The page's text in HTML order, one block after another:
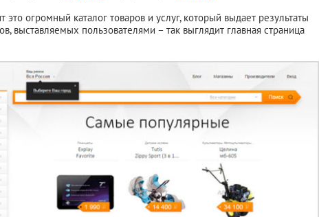
огромный каталог товаров и услуг, который выдает результаты
выставляемых пользователями – так выглядит главная страница